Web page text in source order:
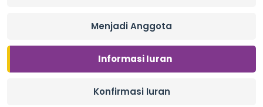
Menjadi Anggota
Informasi Iuran
Konfirmasi Iuran